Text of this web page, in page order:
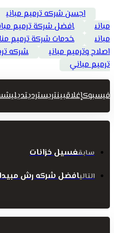
اجسن شركه ترميم مباني
مبانى
افضل شركة ترميم
مبانى
خدمات شركة ترميم
اصلاح وترميم مباني
شركه
ترميم مباني
فيسبوكإغلاقبينتريسترديت
سابقغسيل خزانات
التاليافضل شركه رش